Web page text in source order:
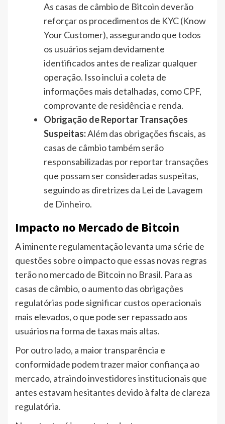
As casas de câmbio de Bitcoin deverão
reforçar os procedimentos de KYC (Know
Your Customer), assegurando que todos
os usuários sejam devidamente
identificados antes de realizar qualquer
operação. Isso inclui a coleta de
informações mais detalhadas, como CPF,
comprovante de residência e renda.
Obrigação de Reportar Transações
Suspeitas:Além das obrigações fiscais, as
casas de câmbio também serão
responsabilizadas por reportar transações
que possam ser consideradas suspeitas,
seguindo as diretrizes da Lei de Lavagem
de Dinheiro.
Impacto no Mercado de Bitcoin
A iminente regulamentação levanta uma série de
questões sobre o impacto que essas novas regras
terão no mercado de Bitcoin no Brasil. Para as
casas de câmbio, o aumento das obrigações
regulatórias pode significar custos operacionais
mais elevados, o que pode ser repassado aos
usuários na forma de taxas mais altas.
Por outro lado, a maior transparência e
conformidade podem trazer maior confiança ao
mercado, atraindo investidores institucionais que
antes estavam hesitantes devido à falta de clareza
regulatória.